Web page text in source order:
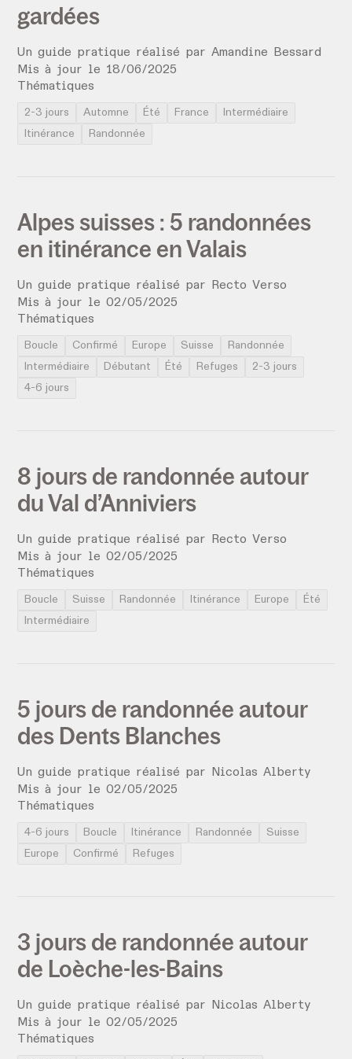
gardées
Un guide pratique réalisé parAmandine Bessard
Mis à jour le 18/06/2025
Thématiques
2-3 jours Automne Été France
Intermédiaire
Itinérance
Randonnée
Alpes suisses : 5 randonnées
en itinérance en Valais
Un guide pratique réalisé par
Recto Verso
Mis à jour le02/05/2025
Thématiques
Boucle Confirmé Europe Suisse
Randonnée
Intermédiaire
Débutant Été Refuges
2-3 jours
4-6 jours
8 jours de randonnée autour
du Val d’Anniviers
Un guide pratique réalisé par
Recto Verso
Mis à jour le02/05/2025
Thématiques
Boucle Suisse Randonnée Itinérance Europe
Été
Intermédiaire
5 jours de randonnée autour
des Dents Blanches
Un guide pratique réalisé par
Nicolas Alberty
Mis à jour le02/05/2025
Thématiques
4-6 jours Boucle Itinérance Randonnée
Suisse
Europe
Confirmé Refuges
3 jours de randonnée autour
de Loèche-les-Bains
Un guide pratique réalisé par
Nicolas Alberty
Mis à jour le02/05/2025
Thématiques